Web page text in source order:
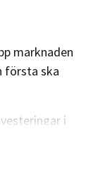
marknaden
första ska
i